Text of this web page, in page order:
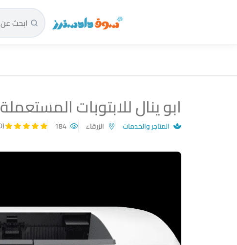
سوق دادسترز الرئيسية
ابو ينال للابتوبات المستعملة
المتاجر والخدمات الزرقاء (5.00)